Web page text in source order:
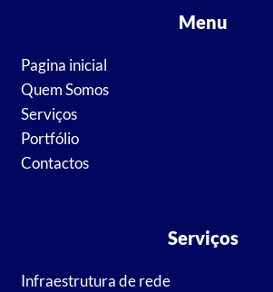
Menu
Pagina inicial
Quem Somos
Serviços
Portfólio
Contactos
Serviços
Infraestrutura de rede